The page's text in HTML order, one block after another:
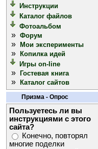
Инструкции
Каталог файлов
Фотоальбом
» Форум
» Мои эксперименты
»
Копилка идей
Игры on-line
» Гостевая книга
» Каталог сайтов
Призма - Опрос
Пользуетесь ли вы
инструкциями с этого
сайта?
Конечно, повторял
многие поделки